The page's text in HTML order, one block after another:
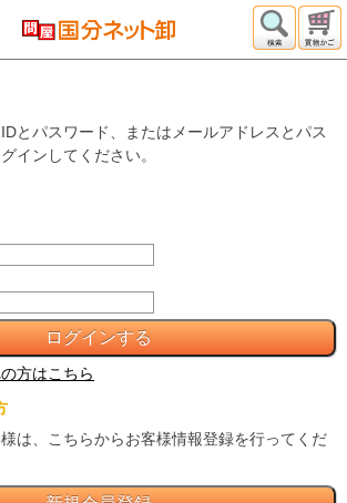
とパスワード、またはメールアドレスとパス
インしてください。
方はこちら
は、こちらからお客様情報登録を行ってくだ